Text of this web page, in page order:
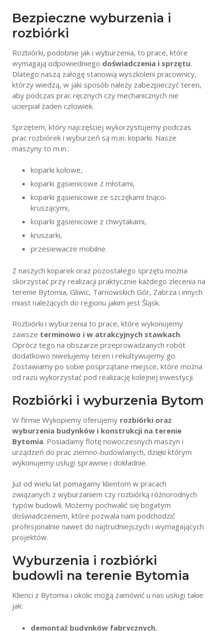
Bezpieczne wyburzenia i
rozbiórki
Rozbiórki, podobnie jak i wyburzenia, to prace, które
wymagają odpowiedniego doświadczenia i sprzętu.
Dlatego naszą załogę stanowią wyszkoleni pracownicy,
którzy wiedzą, w jaki sposób należy zabezpieczyć teren,
aby podczas prac ręcznych czy mechanicznych nie
ucierpiał żaden człowiek.
Sprzętem, który najczęściej wykorzystujemy podczas
prac rozbiórek i wyburzeń są m.in. koparki. Nasze
maszyny to m.in.:
koparki kołowe,
koparki gąsienicowe z młotami,
koparki gąsienicowe ze szczękami tnąco-
kruszącymi,
koparki gąsienicowe z chwytakami,
kruszarki,
przesiewacze mobilne.
Z naszych koparek oraz pozostałego sprzętu można
skorzystać przy realizacji praktycznie każdego zlecenia na
terenie Bytomia, Gliwic, Tarnowskich Gór, Zabrza i innych
miast należących do regionu jakim jest Śląsk.
Rozbiórki i wyburzenia to prace, które wykonujemy
zawsze terminowo i w atrakcyjnych stawkach.
Oprócz tego na obszarze przeprowadzanych robót
dodatkowo niwelujemy teren i rekultywujemy go.
Zostawiamy po sobie posprzątane miejsce, które można
od razu wykorzystać pod realizację kolejnej inwestycji.
Rozbiórki i wyburzenia Bytom
W firmie Wykopiemy oferujemy rozbiórki oraz
wyburzenia budynków i konstrukcji na terenie
Bytomia. Posiadamy flotę nowoczesnych maszyn i
urządzeń do prac ziemno-budowlanych, dzięki którym
wykonujemy usługi sprawnie i dokładnie.
Już od wielu lat pomagamy klientom w pracach
związanych z wyburzaniem czy rozbiórką różnorodnych
typów budowli. Możemy pochwalić się bogatym
doświadczeniem, które pozwala nam podchodzić
profesjonalnie nawet do najtrudniejszych i wymagających
projektów.
Wyburzenia i rozbiórki
budowli na terenie Bytomia
Klienci z Bytomia i okolic mogą zamówić u nas usługi takie
jak:
demontaż budynków fabrycznych,